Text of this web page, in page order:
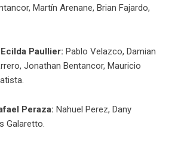
Martín Arenane, Brian Fajardo,
Paullier: Pablo Velazco, Damian
Jonathan Bentancor, Mauricio
Peraza: Nahuel Perez, Dany
Galaretto.